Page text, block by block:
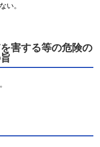
い。
害する等の危険の